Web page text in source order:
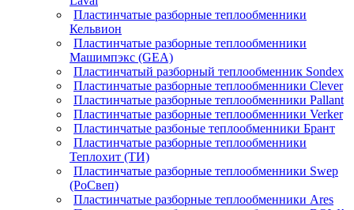
Пластинчатые разборные теплообменники
Кельвион
Пластинчатые разборные теплообменники
Машимпэкс (GEA)
Пластинчатый разборный теплообменник Sondex
Пластинчатые разборные теплообменники Clever
Пластинчатые разборные теплообменники Pallant
Пластинчатые разборные теплообменники Verker
Пластинчатые разбоные теплообменники Брант
Пластинчатые разборные теплообменники
Теплохит (ТИ)
Пластинчатые разборные теплообменники Swep
(РоСвеп)
Пластинчатые разборные теплообменники Ares